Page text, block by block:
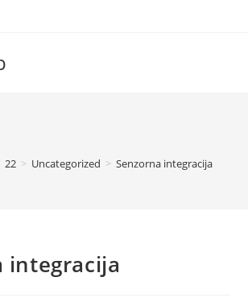
22 > Uncategorized > Senzorna integracija
integracija